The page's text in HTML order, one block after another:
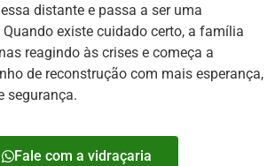
distante e passa a ser uma
existe cuidado certo, a família
reagindo às crises e começa a
de reconstrução com mais esperança,
segurança.
Fale com a vidraçaria